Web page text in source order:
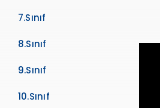
7.Sınıf
8.Sınıf
9.Sınıf
10.Sınıf